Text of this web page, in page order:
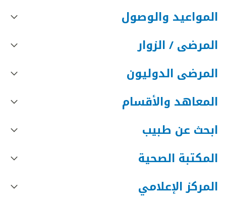
المواعيد والوصول
المرضى / الزوار
المرضى الدوليون
المعاهد والأقسام
ابحث عن طبيب
المكتبة الصحية
المركز الإعلامي